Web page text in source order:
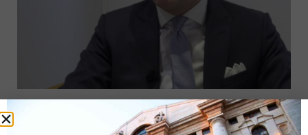
Gestione attiva o gestione passiva?